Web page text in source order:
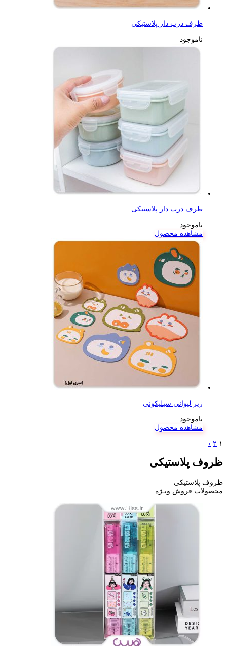
ظرف درب دار پلاستیکی
ناموجود
ظرف درب دار پلاستیکی
ناموجود
مشاهده محصول
زیر لیوانی سیلیکونی
ناموجود
مشاهده محصول
۱ ۲ ›
ظروف پلاستیکی
ظروف پلاستیکی
محصولات فروش ویـژه